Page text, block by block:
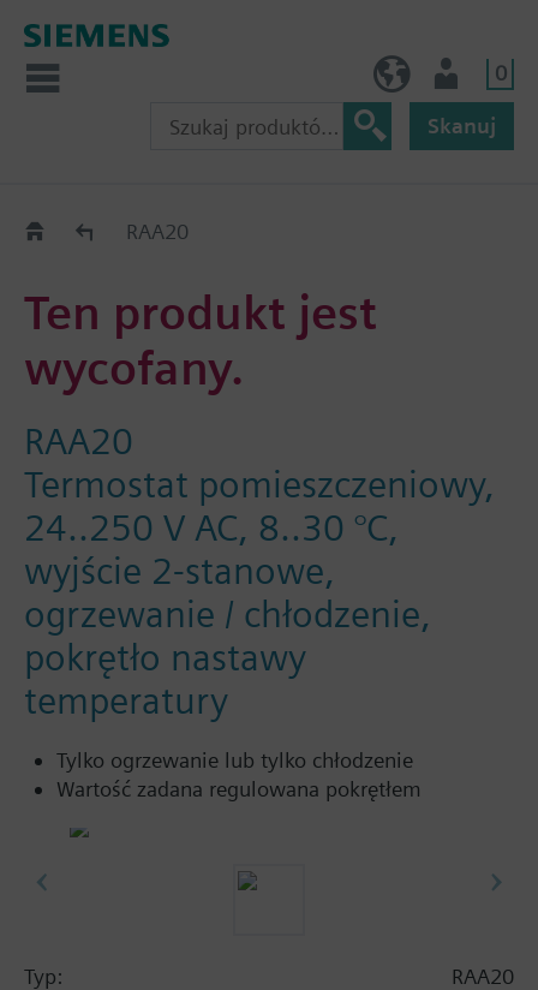
0
Skanuj
Old2NewRAA20
Ten produkt jest
wycofany.
RAA20
Termostat pomieszczeniowy,
24..250 V AC, 8..30 °C,
wyjście 2-stanowe,
ogrzewanie / chłodzenie,
pokrętło nastawy
temperatury
Tylko ogrzewanie lub tylko chłodzenie
Wartość zadana regulowana pokrętłem
Typ:
RAA20